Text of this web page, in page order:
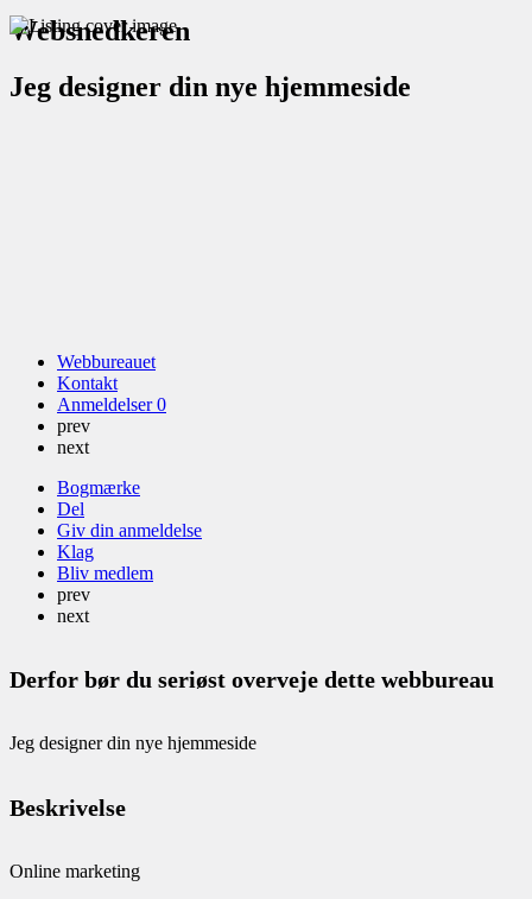
Websnedkeren
Jeg designer din nye hjemmeside
Webbureauet
Kontakt
Anmeldelser0
prev
next
Bogmærke
Del
Giv din anmeldelse
Klag
Bliv medlem
prev
next
Derfor bør du seriøst overveje dette webbureau
Jeg designer din nye hjemmeside
Beskrivelse
Online marketing